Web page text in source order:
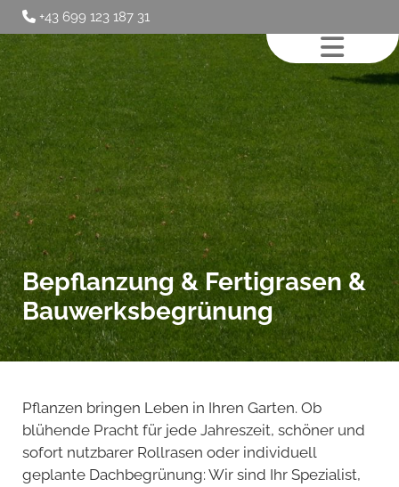
 +43 699 123 187 31
Bepflanzung & Fertigrasen &
Bauwerksbegrünung
Pflanzen bringen Leben in Ihren Garten. Ob
blühende Pracht für jede Jahreszeit, schöner und
sofort nutzbarer Rollrasen oder individuell
geplante Dachbegrünung: Wir sind Ihr Spezialist,